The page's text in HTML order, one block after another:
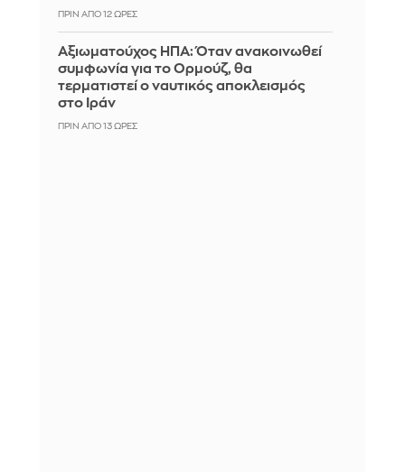
ΠΡΙΝ ΑΠΌ 12 ΏΡΕΣ
Αξιωματούχος ΗΠΑ: Όταν ανακοινωθεί
συμφωνία για το Ορμούζ, θα
τερματιστεί ο ναυτικός αποκλεισμός
στο Ιράν
ΠΡΙΝ ΑΠΌ 13 ΏΡΕΣ